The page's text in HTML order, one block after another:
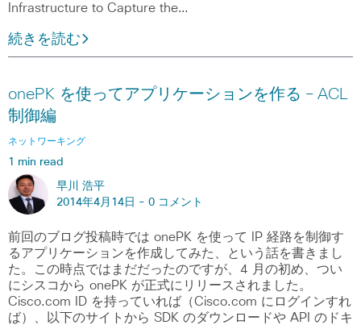
Infrastructure to Capture the…
続きを読む
onePK を使ってアプリケーションを作る – ACL
制御編
ネットワーキング
1 min read
早川 浩平
2014年4月14日 - 0 コメント
前回のブログ投稿時では onePK を使って IP 経路を制御す
るアプリケーションを作成してみた、という話を書きまし
た。この時点ではまだだったのですが、4 月の初め、つい
にシスコから onePK が正式にリリースされました。
Cisco.com ID を持っていれば（Cisco.com にログインすれ
ば）、以下のサイトから SDK のダウンロードや API のドキ